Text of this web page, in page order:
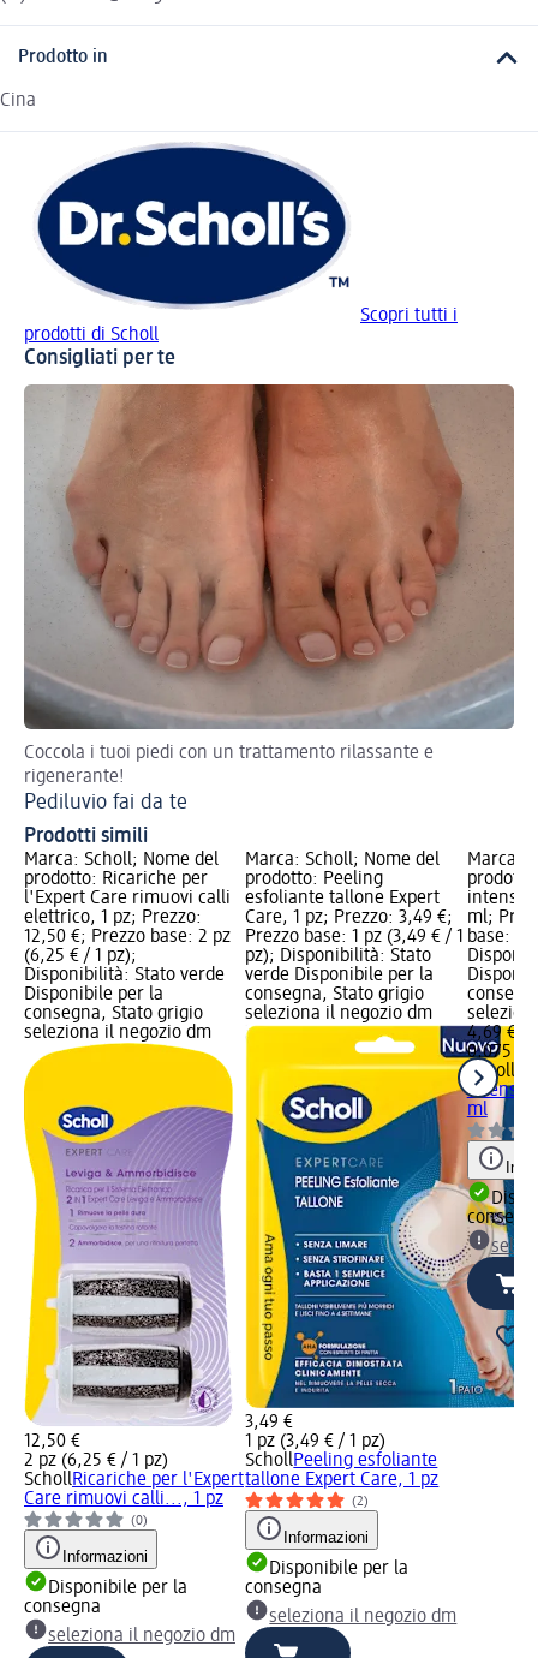
Prodotto in
Cina
Scopri tutti i
prodotti di Scholl
Consigliati per te
Coccola i tuoi piedi con un trattamento rilassante e
rigenerante!
Pediluvio fai da te
Prodotti simili
Marca: Scholl; Nome del
prodotto: Ricariche per
l'Expert Care rimuovi calli
elettrico, 1 pz; Prezzo:
12,50 €; Prezzo base: 2 pz
(6,25 € / 1 pz);
Disponibilità: Stato verde
Disponibile per la
consegna, Stato grigio
seleziona il negozio dm
12,50 €
2 pz (6,25 € / 1 pz)
SchollRicariche per l'Expert
Care rimuovi calli..., 1 pz
(0)
Informazioni
Disponibile per la
consegna
seleziona il negozio dm
Marca: Scholl; Nome del
prodotto: Peeling
esfoliante tallone Expert
Care, 1 pz; Prezzo: 3,49 €;
Prezzo base: 1 pz (3,49 € / 1
pz); Disponibilità: Stato
verde Disponibile per la
consegna, Stato grigio
seleziona il negozio dm
3,49 €
1 pz (3,49 € / 1 pz)
SchollPeeling esfoliante
tallone Expert Care, 1 pz
(2)
Informazioni
Disponibile per la
consegna
seleziona il negozio dm
Marca:
ml;
base:
4,69 €
0,075 l
Scholl
ml